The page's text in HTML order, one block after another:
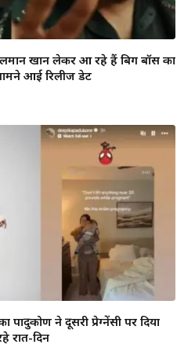
खान लेकर आ रहे हैं बिग बॉस का
आई रिलीज डेट
ने दूसरी प्रेग्नेंसी पर दिया
रात-दिन